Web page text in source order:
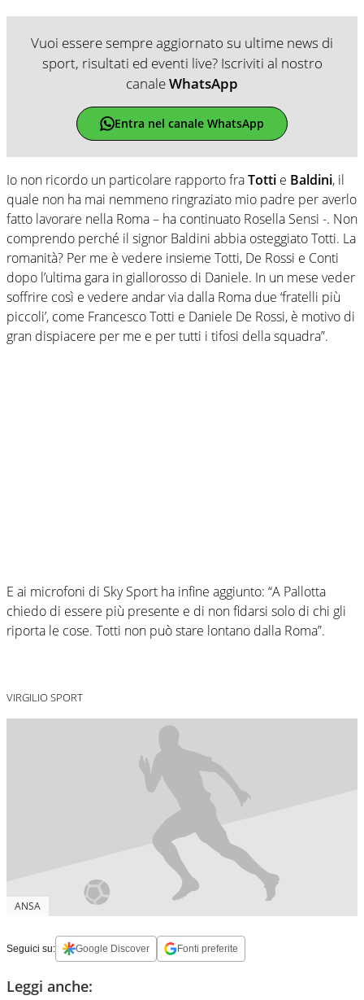
Vuoi essere sempre aggiornato su ultime news di
sport, risultati ed eventi live? Iscriviti al nostro
canaleWhatsApp
Entra nel canale WhatsApp
Io non ricordo un particolare rapporto fraTotti e Baldini, il
quale non ha mai nemmeno ringraziato mio padre per averlo
fatto lavorare nella Roma – ha continuato Rosella Sensi -. Non
comprendo perché il signor Baldini abbia osteggiato Totti. La
romanità? Per me è vedere insieme Totti, De Rossi e Conti
dopo l’ultima gara in giallorosso di Daniele. In un mese veder
soffrire così e vedere andar via dalla Roma due ‘fratelli più
piccoli’, come Francesco Totti e Daniele De Rossi, è motivo di
gran dispiacere per me e per tutti i tifosi della squadra”.
E ai microfoni di Sky Sport ha infine aggiunto: “A Pallotta
chiedo di essere più presente e di non fidarsi solo di chi gli
riporta le cose. Totti non può stare lontano dalla Roma”.
VIRGILIO SPORT
ANSA
Seguici su: Google Discover Fonti preferite
Leggi anche: